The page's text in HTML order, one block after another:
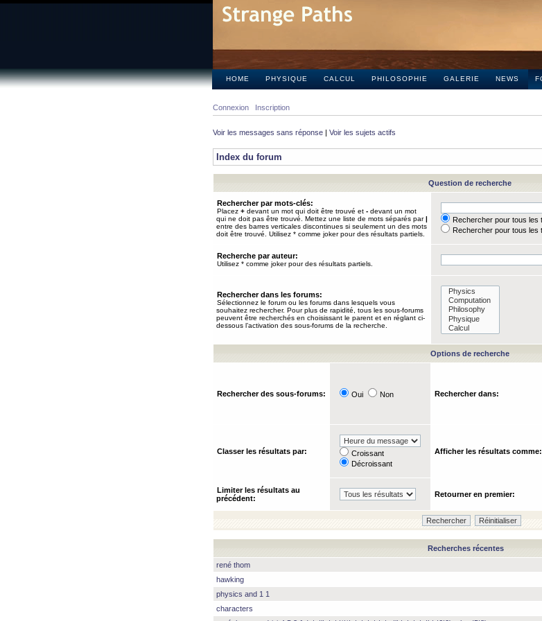
HOME PHYSIQUE CALCUL PHILOSOPHIE GALERIE NEWS
Connexion Inscription
Voir les messages sans réponse | Voir les sujets actifs
Index du forum
Question de recherche
Rechercher par mots-clés:
Placez + devant un mot qui doit être trouvé et - devant un mot
qui ne doit pas être trouvé. Mettez une liste de mots séparés par|
entre des barres verticales discontinues si seulement un des mots
doit être trouvé. Utilisez * comme joker pour des résultats partiels.
Rechercher pour tous les
Rechercher pour tous les
Recherche par auteur:
Utilisez * comme joker pour des résultats partiels.
Rechercher dans les forums:
Sélectionnez le forum ou les forums dans lesquels vous
souhaitez rechercher. Pour plus de rapidité, tous les sous-forums
peuvent être recherchés en choisissant le parent et en réglant ci-
dessous l’activation des sous-forums de la recherche.
Options de recherche
Rechercher des sous-forums: Oui Non Rechercher dans:
Classer les résultats par:
Croissant
Décroissant
Afficher les résultats comme:
Limiter les résultats au
précédent:
Retourner en premier:
Recherches récentes
rené thom
hawking
physics and 1 1
characters